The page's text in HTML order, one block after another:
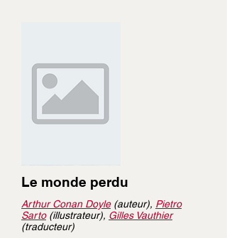
Le monde perdu
Arthur Conan Doyle(auteur), Pietro
Sarto(illustrateur), Gilles Vauthier
(traducteur)